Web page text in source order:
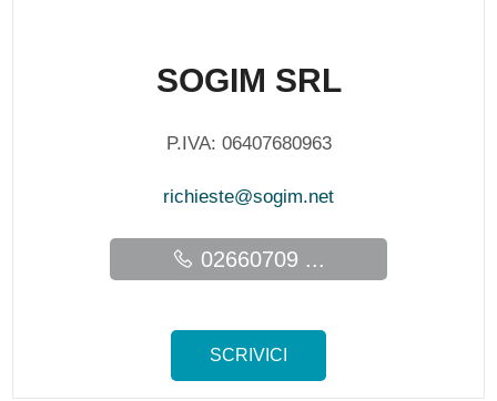
SOGIM SRL
P.IVA: 06407680963
richieste@sogim.net
02660709 ...
SCRIVICI